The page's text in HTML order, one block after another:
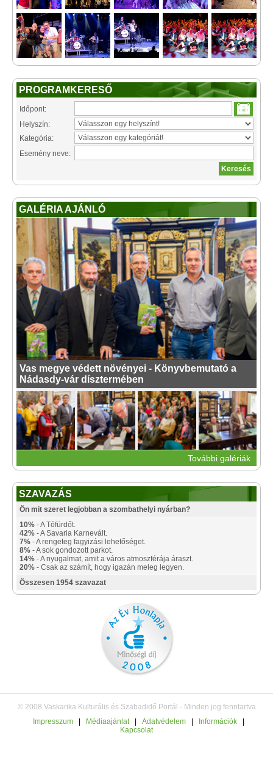
PROGRAMKERESŐ
Időpont:
Helyszín:
Kategória:
Esemény neve:
GALÉRIA AJÁNLÓ
Vas megye védett növényei - Könyvbemutató a
Nádasdy-vár dísztermében
További galériák
SZAVAZÁS
Ön mit szeret legjobban a szombathelyi nyárban?
10% - A Tófürdőt.
42% - A Savaria Karnevált.
7% - A rengeteg fagyizási lehetőséget.
8% - A sok gondozott parkot.
14% - A nyugalmat, amit a város atmoszférája áraszt.
20% - Csak az számít, hogy igazán meleg legyen.
Összesen 1954 szavazat
© 2008 Vaskarika Kulturális és Szabadidő Portál - Minden jog fenntartva
Impresszum
Médiaajánlat Adatvédelem Információk
Kapcsolat